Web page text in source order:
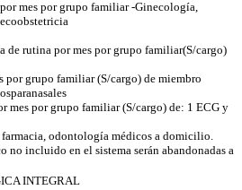
mes por grupo familiar -Ginecología,
de rutina por mes por grupo familiar(S/cargo)
por grupo familiar (S/cargo) de miembro
mes por grupo familiar (S/cargo) de: 1 ECG y
odontología médicos a domicilio.
no incluido en el sistema serán abandonadas a
INTEGRAL